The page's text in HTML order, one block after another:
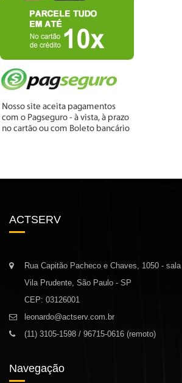
ACTSERV
Rua Capitão Pacheco e Chaves, 1050 -
Vila Prudente, São Paulo - SP
CEP: 03126001
leonardo@actserv.com.br
(11) 3105-1598 / 96715-0616 (remoto)
Navegação